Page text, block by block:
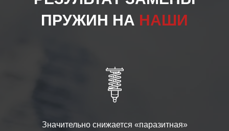
ПРУЖИН НА НАШИ
Значительно снижается «паразитная»